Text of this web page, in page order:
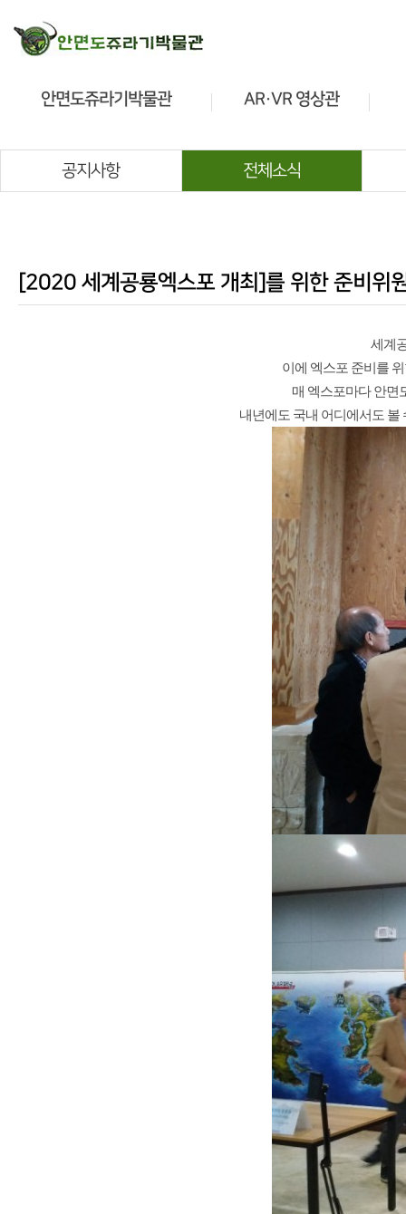
안면도쥬라기박물관 AR·VR 영상관
관람안내
교육프로그램
관람안내
공지사항 전체소식
[2020 세계공룡엑스포 개최]를 위한 준비위
세계
이에 엑스포 준비를
매 엑스포마다 안면
내년에도 국내 어디에서도 볼